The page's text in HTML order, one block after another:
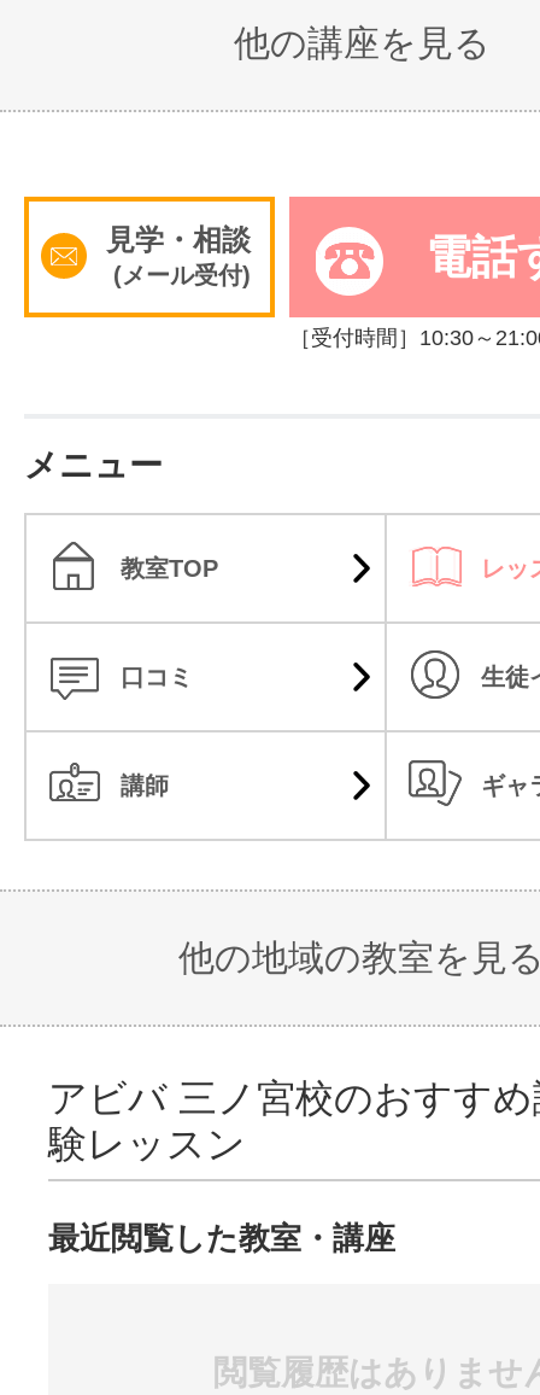
他の講座を見る
見学・相談
(メール受付) 電話
［受付時間］10:30～
メニュー
教室TOP レッ
口コミ 生徒
講師 ギャ
他の地域の教室を見
アビバ 三ノ宮校のおすす
験レッスン
最近閲覧した教室・講座
閲覧履歴はありませ